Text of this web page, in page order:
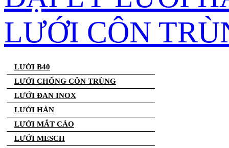
LƯỚI CÔN
LƯỚI B40
LƯỚI CHỐNG CÔN TRÙNG
LƯỚI ĐAN INOX
LƯỚI HÀN
LƯỚI MẮT CÁO
LƯỚI MESCH